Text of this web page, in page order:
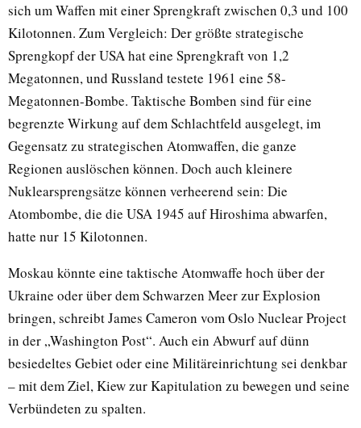
sich um Waffen mit einer Sprengkraft zwischen 0,3 und 100
Kilotonnen. Zum Vergleich: Der größte strategische
Sprengkopf der USA hat eine Sprengkraft von 1,2
Megatonnen, und Russland testete 1961 eine 58-
Megatonnen-Bombe. Taktische Bomben sind für eine
begrenzte Wirkung auf dem Schlachtfeld ausgelegt, im
Gegensatz zu strategischen Atomwaffen, die ganze
Regionen auslöschen können. Doch auch kleinere
Nuklearsprengsätze können verheerend sein: Die
Atombombe, die die USA 1945 auf Hiroshima abwarfen,
hatte nur 15 Kilotonnen.
Moskau könnte eine taktische Atomwaffe hoch über der
Ukraine oder über dem Schwarzen Meer zur Explosion
bringen, schreibt James Cameron vom Oslo Nuclear Project
in der „Washington Post“. Auch ein Abwurf auf dünn
besiedeltes Gebiet oder eine Militäreinrichtung sei denkbar
– mit dem Ziel, Kiew zur Kapitulation zu bewegen und seine
Verbündeten zu spalten.